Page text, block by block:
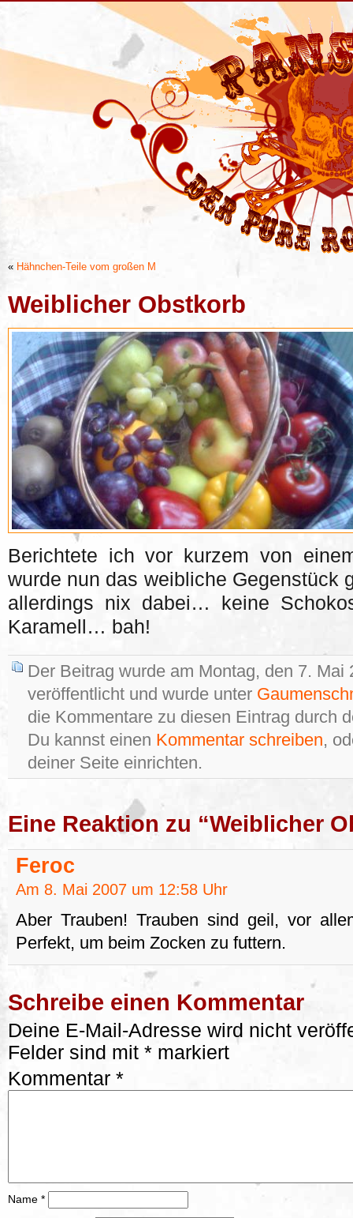
« Hähnchen-Teile vom großen M
Weiblicher Obstkorb
Berichtete ich vor kurzem von
wurde nun das weibliche Gegenstück
allerdings nix dabei… keine
Karamell… bah!
Der Beitrag wurde am Montag, den 7. Mai
veröffentlicht und wurde unter
die Kommentare zu diesen Eintrag durch
Du kannst einen Kommentar schreiben,
deiner Seite einrichten.
Eine Reaktion zu “Weiblicher
Feroc
Am 8. Mai 2007 um 12:58 Uhr
Aber Trauben! Trauben sind geil, vor
Perfekt, um beim Zocken zu futtern.
Schreibe einen Kommentar
Deine E-Mail-Adresse wird nicht
Felder sind mit * markiert
Kommentar *
Name *